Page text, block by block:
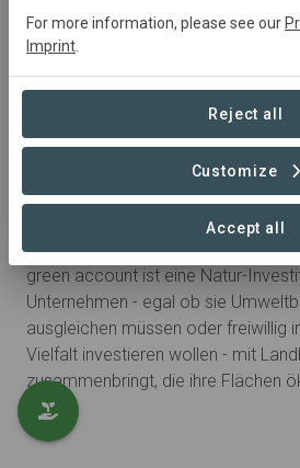
green account
green account ist eine Natur-
Unternehmen - egal ob sie
ausgleichen müssen oder freiwillig
Vielfalt investieren wollen - mit
zusammenbringt, die ihre Flächen
For more information, please see our
Imprint
Reject all
Customize
Accept all